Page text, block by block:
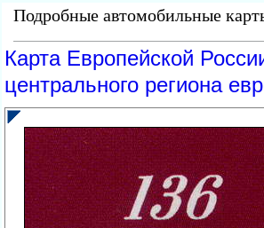
Подробные автомобильные
Карта Европейской
центрального региона